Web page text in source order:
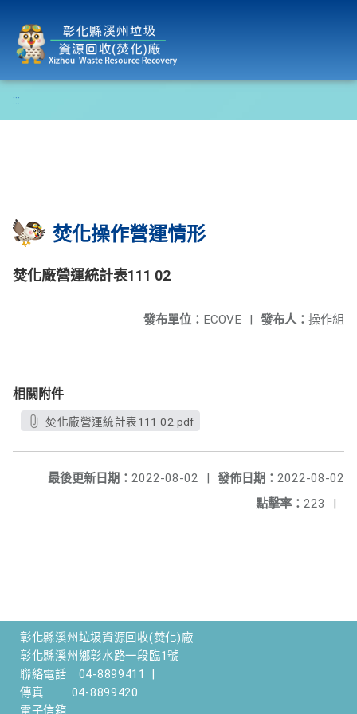
:::
焚化操作營運情形
焚化廠營運統計表111 02
發布人： 操作組
發布單位： ECOVE |
相關附件
焚化廠營運統計表111 02.pdf
發佈日期： 2022-08-02
最後更新日期： 2022-08-02
|
點擊率： 223 |
彰化縣溪州垃圾資源回收(焚化)廠
彰化縣溪州鄉彰水路一段臨1號
聯絡電話
04-8899411
傳真
04-8899420
電子信箱